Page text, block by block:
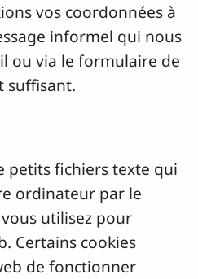
vos coordonnées à
informel qui nous
ou via le formulaire de
suffisant.
petits fichiers texte qui
ordinateur par le
utilisez pour
Certains cookies
de fonctionner